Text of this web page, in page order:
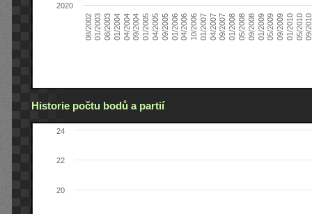
08/200201/200308/200301/200404/200409/200401/200504/200509/200501/200604/200610/200601/200704/200709/200701/200805/200809/200801/200905/200909/200901/201005/201009/
2020
Historie počtu bodů a partií
20
22
24